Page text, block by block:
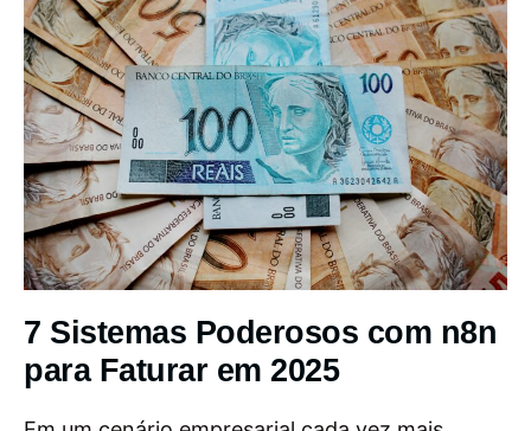
7 Sistemas Poderosos com n8n
para Faturar em 2025